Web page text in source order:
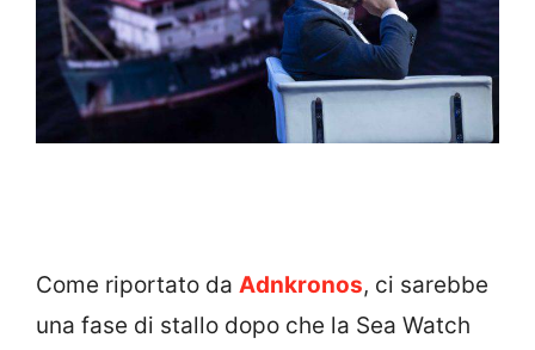
Come riportato da Adnkronos, ci sarebbe
una fase di stallo dopo che la Sea Watch